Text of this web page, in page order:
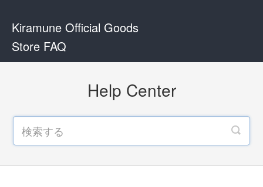
Kiramune Official Goods
Store FAQ
Help Center